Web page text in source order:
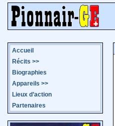
Accueil
Récits >>
Biographies
Appareils >>
Lieux d’action
Partenaires